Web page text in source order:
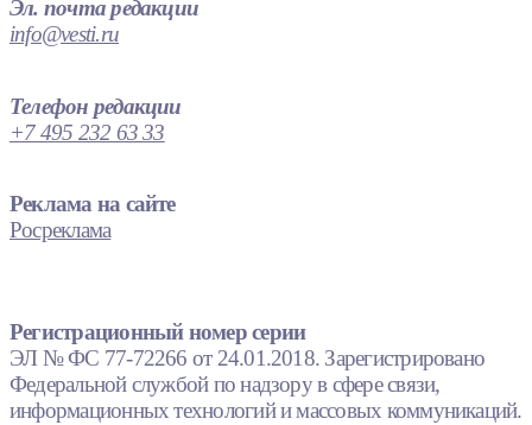
Эл. почта редакции
info@vesti.ru
Телефон редакции
+7 495 232 63 33
Реклама на сайте
Росреклама
Регистрационный номер серии
ЭЛ № ФС 77-72266 от 24.01.2018. Зарегистрировано
Федеральной службой по надзору в сфере связи,
информационных технологий и массовых коммуникаций.